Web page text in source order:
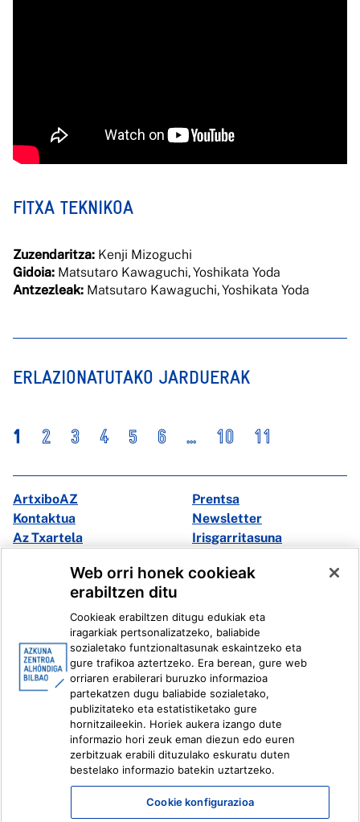
FITXA TEKNIKOA
Zuzendaritza: Kenji Mizoguchi
Gidoia: Matsutaro Kawaguchi, Yoshikata Yoda
Antzezleak: Matsutaro Kawaguchi, Yoshikata Yoda
ERLAZIONATUTAKO JARDUERAK
1 2 3 4 5 6 ... 10 11
ArtxiboAZ
Prentsa
Kontaktua
Newsletter
Az Txartela
Irisgarritasuna
Instagram
Youtube
Linkedin
Ivoox
Lege informazioa Barneko Informazio Sistema
Web orri honek cookieak
erabiltzen ditu
Cookieak erabiltzen ditugu edukiak eta
iragarkiak pertsonalizatzeko, baliabide
sozialetako funtzionaltasunak eskaintzeko eta
gure trafikoa aztertzeko. Era berean, gure web
orriaren erabilerari buruzko informazioa
partekatzen dugu baliabide sozialetako,
publizitateko eta estatistiketako gure
hornitzaileekin. Horiek aukera izango dute
informazio hori zeuk eman diezun edo euren
zerbitzuak erabili dituzulako eskuratu duten
bestelako informazio batekin uztartzeko.
Cookie konfigurazioa